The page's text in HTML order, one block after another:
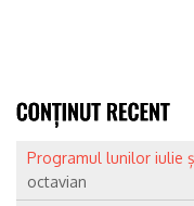
Programul lunilor iulie
octavian